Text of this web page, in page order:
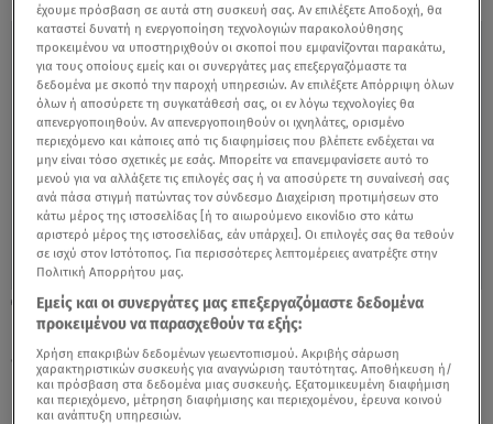
20.04.22, 08:34
Νέα μείωση εργατικών και εργοδοτικών
εισφορών
έχουμε πρόσβαση σε αυτά στη συσκευή σας. Αν επιλέξετε Αποδοχή, θα
καταστεί δυνατή η ενεργοποίηση τεχνολογιών παρακολούθησης
προκειμένου να υποστηριχθούν οι σκοποί που εμφανίζονται παρακάτω,
για τους οποίους εμείς και οι συνεργάτες μας επεξεργαζόμαστε τα
δεδομένα με σκοπό την παροχή υπηρεσιών. Αν επιλέξετε Απόρριψη όλων
όλων ή αποσύρετε τη συγκατάθεσή σας, οι εν λόγω τεχνολογίες θα
απενεργοποιηθούν. Αν απενεργοποιηθούν οι ιχνηλάτες, ορισμένο
περιεχόμενο και κάποιες από τις διαφημίσεις που βλέπετε ενδέχεται να
μην είναι τόσο σχετικές με εσάς. Μπορείτε να επανεμφανίσετε αυτό το
μενού για να αλλάξετε τις επιλογές σας ή να αποσύρετε τη συναίνεσή σας
ανά πάσα στιγμή πατώντας τον σύνδεσμο Διαχείριση προτιμήσεων στο
κάτω μέρος της ιστοσελίδας [ή το αιωρούμενο εικονίδιο στο κάτω
αριστερό μέρος της ιστοσελίδας, εάν υπάρχει]. Οι επιλογές σας θα τεθούν
σε ισχύ στον Ιστότοπος. Για περισσότερες λεπτομέρειες ανατρέξτε στην
Πολιτική Απορρήτου μας.
Εμείς και οι συνεργάτες μας επεξεργαζόμαστε δεδομένα
προκειμένου να παρασχεθούν τα εξής:
Χρήση επακριβών δεδομένων γεωεντοπισμού. Ακριβής σάρωση
χαρακτηριστικών συσκευής για αναγνώριση ταυτότητας. Αποθήκευση ή/
και πρόσβαση στα δεδομένα μιας συσκευής. Εξατομικευμένη διαφήμιση
και περιεχόμενο, μέτρηση διαφήμισης και περιεχομένου, έρευνα κοινού
και ανάπτυξη υπηρεσιών.